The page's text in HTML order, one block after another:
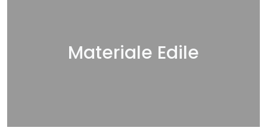
Materiale Edile